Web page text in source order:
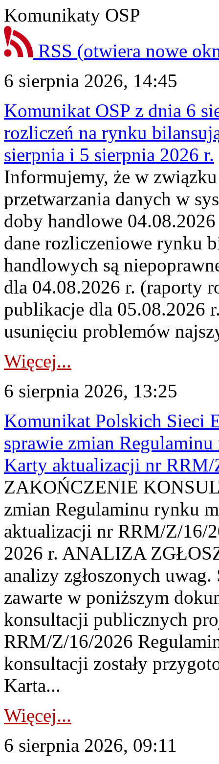
Komunikaty OSP
RSS (otwiera nowe
6 sierpnia 2026, 14:45
Komunikat OSP z dnia 6
rozliczeń na rynku
sierpnia i 5 sierpnia 2026 r.
Informujemy, że w
przetwarzania danych w
doby handlowe
dane rozliczeniowe rynku
handlowych są
dla 04.08.2026 r. (raporty
publikacje dla 05.08.2026
usunięciu problemów
Więcej...
6 sierpnia 2026, 13:25
Komunikat Polskich Sieci
sprawie zmian
Karty aktualizacji nr
ZAKOŃCZENIE
zmian Regulaminu rynku
aktualizacji nr RRM/Z/16/
2026 r. ANALIZA
analizy zgłoszonych
zawarte w poniższym
konsultacji publicznych
RRM/Z/16/2026
konsultacji zostały
Karta...
Więcej...
6 sierpnia 2026, 09:11